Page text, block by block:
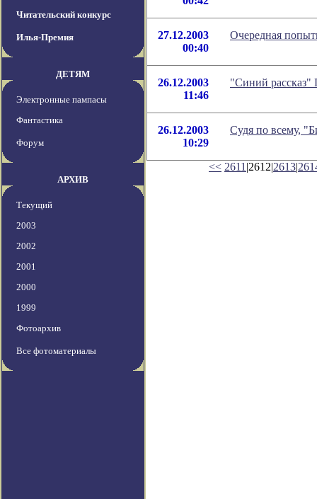
Читательский конкурс
Илья-Премия
ДЕТЯМ
Электронные пампасы
Фантастика
Форум
АРХИВ
Текущий
2003
2002
2001
2000
1999
Фотоархив
Все фотоматериалы
27.12.2003
00:40
Очередная
26.12.2003
11:46
"Синий рассказ"
26.12.2003
10:29
Судя по всему,
<< 2611 |2612|2613|